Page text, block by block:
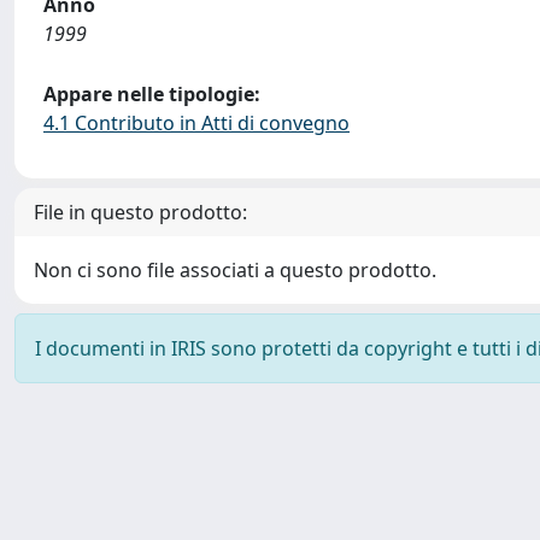
1999
Appare nelle tipologie:
4.1 Contributo in Atti di convegno
File in questo prodotto:
Non ci sono file associati a questo prodotto.
I documenti in IRIS sono protetti da copyright e tutti i